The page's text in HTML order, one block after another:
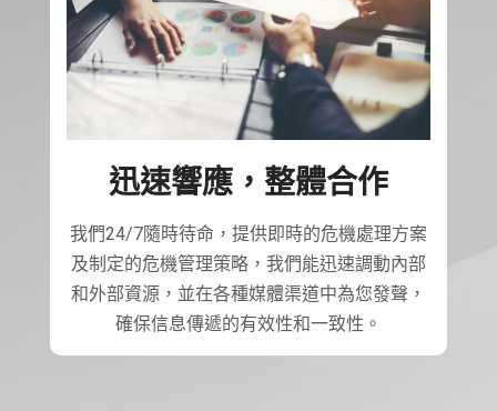
迅速響應，整體合作
我們24/7隨時待命，提供即時的危機處理方案
及制定的危機管理策略，我們能迅速調動內部
和外部資源，並在各種媒體渠道中為您發聲，
確保信息傳遞的有效性和一致性。